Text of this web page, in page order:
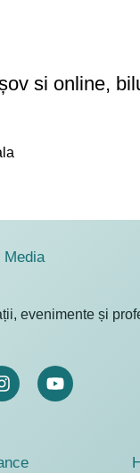
si online,
Media
evenimente și